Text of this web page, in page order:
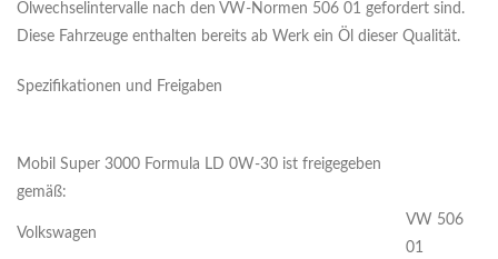
Ölwechselintervalle nach den VW-Normen 506 01 gefordert sind.
Diese Fahrzeuge enthalten bereits ab Werk ein Öl dieser Qualität.
Spezifikationen und Freigaben
Mobil Super 3000 Formula LD 0W-30 ist freigegeben
gemäß:
Volkswagen
VW 506
01